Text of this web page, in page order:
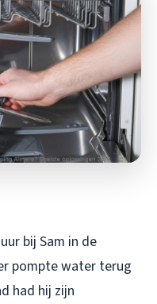
bij Sam in de
pompte water terug
had hij zijn